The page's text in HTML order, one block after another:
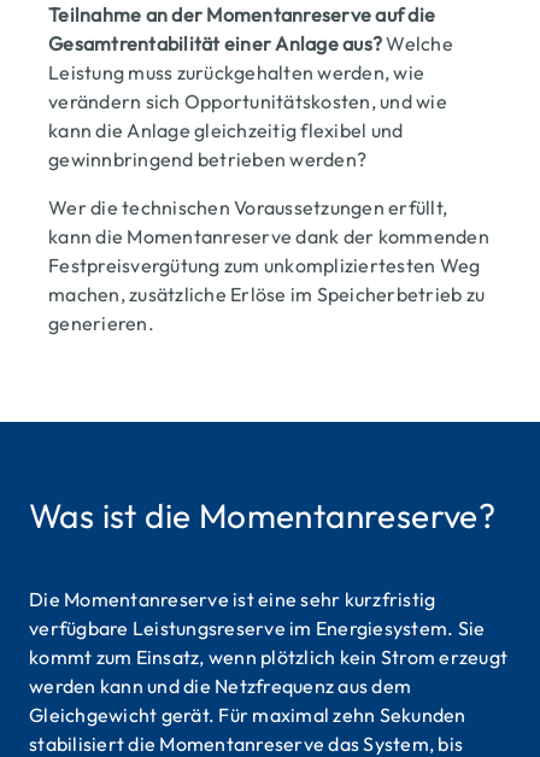
Teilnahme an der Momentanreserve auf die
Gesamtrentabilität einer Anlage aus?Welche
Leistung muss zurückgehalten werden, wie
verändern sich Opportunitätskosten, und wie
kann die Anlage gleichzeitig flexibel und
gewinnbringend betrieben werden?
Wer die technischen Voraussetzungen erfüllt,
kann die Momentanreserve dank der kommenden
Festpreisvergütung zum unkompliziertesten Weg
machen, zusätzliche Erlöse im Speicherbetrieb zu
generieren.
Was ist die Momentanreserve?
Die Momentanreserve ist eine sehr kurzfristig
verfügbare Leistungsreserve im Energiesystem. Sie
kommt zum Einsatz, wenn plötzlich kein Strom erzeugt
werden kann und die Netzfrequenz aus dem
Gleichgewicht gerät. Für maximal zehn Sekunden
stabilisiert die Momentanreserve das System, bis